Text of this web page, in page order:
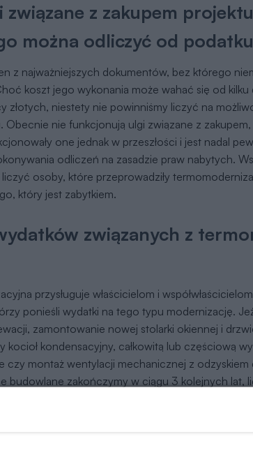
związane z zakupem projektu
można odliczyć od
z najważniejszych dokumentów, bez którego
koszt jego wykonania może wahać się od
złotych, niestety nie powinniśmy liczyć na
Obecnie nie funkcjonują ulgi związane z
one jednak w przeszłości i jest nadal
odliczeń na zasadzie praw nabytych.
osoby, które przeprowadziły
który jest zabytkiem.
związanych z
przysługuje właścicielom i
ponieśli wydatki na tego typu modernizację.
zamontowanie nowej stolarki okiennej i
kocioł kondensacyjny, całkowitą lub częściową
czy montaż wentylacji mechanicznej z odzyskiem
budowlane zakończymy w ciągu 3 kolejnych lat,
jednak przekroczyć 53000 złotych